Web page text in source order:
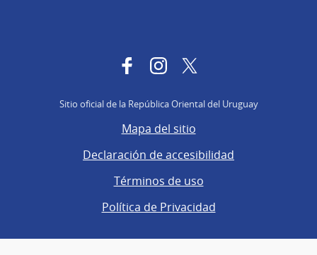
FacebookInstagram
Sitio oficial de la República Oriental del Uruguay
Mapa del sitio
Declaración de accesibilidad
Términos de uso
Política de Privacidad